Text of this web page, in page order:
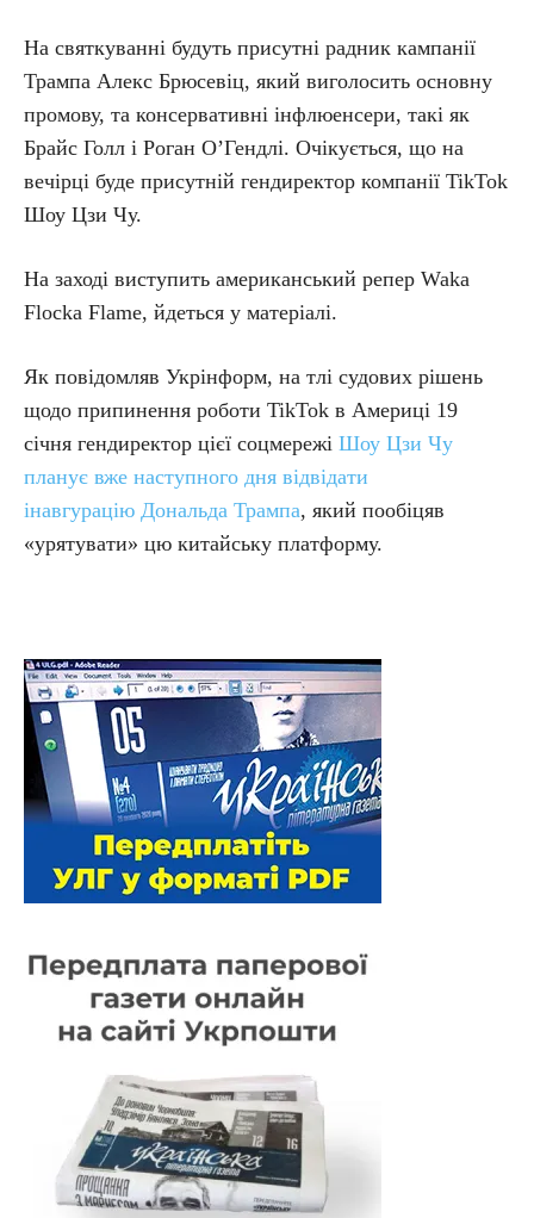
На святкуванні будуть присутні радник кампанії
Трампа Алекс Брюсевіц, який виголосить основну
промову, та консервативні інфлюенсери, такі як
Брайс Голл і Роган О’Гендлі. Очікується, що на
вечірці буде присутній гендиректор компанії TikTok
Шоу Цзи Чу.
На заході виступить американський репер Waka
Flocka Flame, йдеться у матеріалі.
Як повідомляв Укрінформ, на тлі судових рішень
щодо припинення роботи TikTok в Америці 19
січня гендиректор цієї соцмережі Шоу Цзи Чу
планує вже наступного дня відвідати
інавгурацію Дональда Трампа, який пообіцяв
«урятувати» цю китайську платформу.